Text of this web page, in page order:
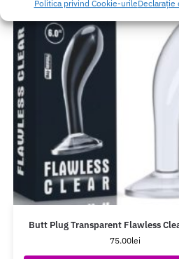
Politica privind Cookie-urileDeclarație
Butt Plug Transparent Flawless
75.00lei